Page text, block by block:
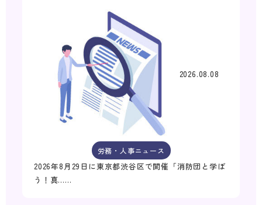
2026.08.08
労務・人事ニュース
2026年8月29日に東京都渋谷区で開催「消防団と学ぼ
う！真……